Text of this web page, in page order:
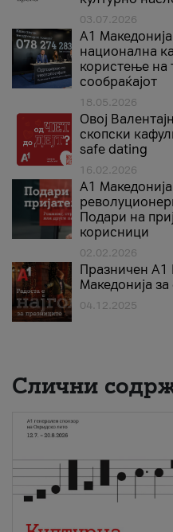
03.07.2026
A1
национална
користење на
сообраќајот
18.05.2026
Овој
скопски
safe dating
16.02.2026
А1 Македонија
Подари на
корисници
02.02.2026
Празничен A1
Македонија
04.12.2025
Слични